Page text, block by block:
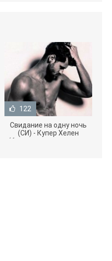
122
Свидание на одну ночь
(СИ) - Купер Хелен
(бесплатные серии книг